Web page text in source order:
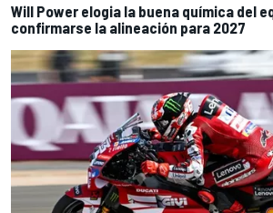
Will Power elogia la buena química del
confirmarse la alineación para 2027